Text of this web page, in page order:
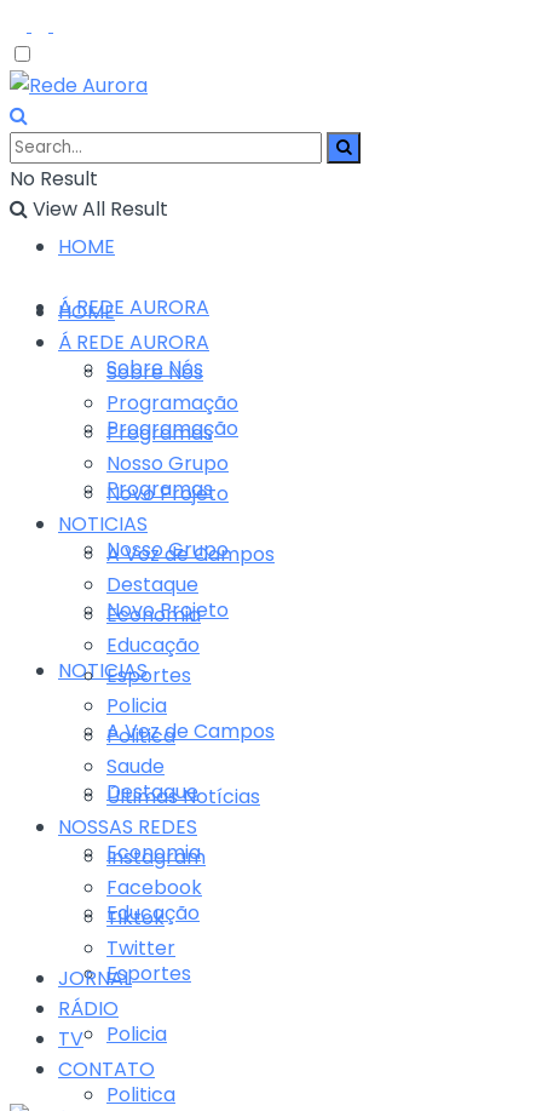
No Result
View All Result
HOME
Á REDE AURORA
Sobre Nós
Programação
Programas
Nosso Grupo
Novo Projeto
NOTICIAS
A Voz de Campos
Destaque
Economia
Educação
Esportes
Policia
Politica
HOME
Á REDE AURORA
Sobre Nós
Programação
Programas
Nosso Grupo
Novo Projeto
NOTICIAS
A Voz de Campos
Destaque
Economia
Educação
Esportes
Policia
Politica
Saude
Últimas Notícias
NOSSAS REDES
Instagram
Facebook
Tiktok
Twitter
JORNAL
RÁDIO
TV
CONTATO